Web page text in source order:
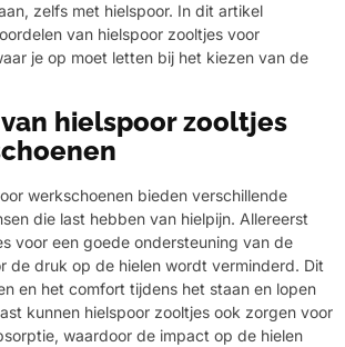
zelfs met hielspoor. In dit artikel
van hielspoor zooltjes voor
je op moet letten bij het kiezen van de
hielspoor zooltjes
werkschoenen bieden verschillende
die last hebben van hielpijn. Allereerst
voor een goede ondersteuning van de
de druk op de hielen wordt verminderd. Dit
en het comfort tijdens het staan en lopen
kunnen hielspoor zooltjes ook zorgen voor
waardoor de impact op de hielen